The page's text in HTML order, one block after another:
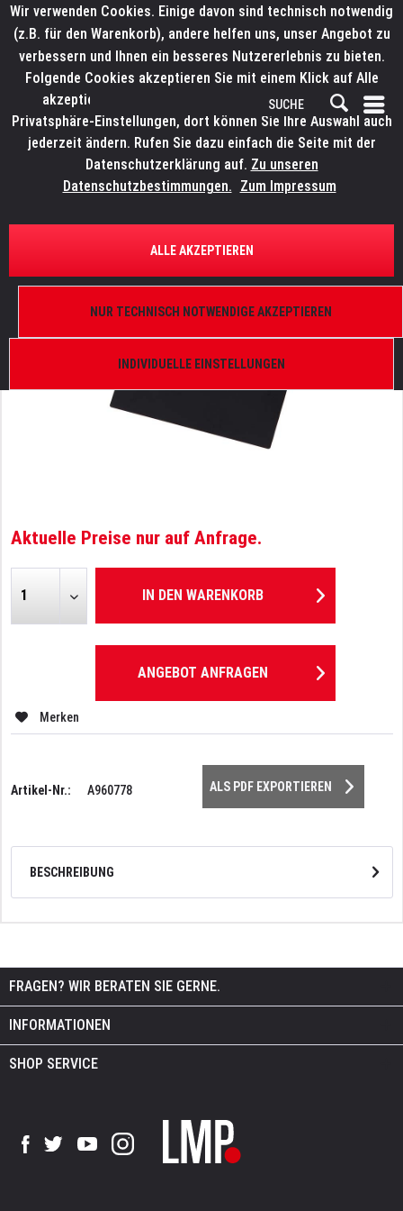
ÜBERSICHT ERSATZTEILE
Aktuelle Preise nur auf Anfrage.
IN DEN WARENKORB
ANGEBOT ANFRAGEN
Merken
Artikel-Nr.: A960778 ALS PDF EXPORTIEREN
BESCHREIBUNG
FRAGEN? WIR BERATEN SIE GERNE.
INFORMATIONEN
SHOP SERVICE
Wir verwenden Cookies. Einige davon sind technisch notwendig
(z.B. für den Warenkorb), andere helfen uns, unser Angebot zu
verbessern und Ihnen ein besseres Nutzererlebnis zu bieten.
Folgende Cookies akzeptieren Sie mit einem Klick auf Alle
akzeptieren. Weitere Informationen finden Sie in den
Privatsphäre-Einstellungen, dort können Sie Ihre Auswahl auch
jederzeit ändern. Rufen Sie dazu einfach die Seite mit der
Datenschutzerklärung auf. Zu unseren
Datenschutzbestimmungen. Zum Impressum
INDIVIDUELLE EINSTELLUNGEN
NUR TECHNISCH NOTWENDIGE AKZEPTIEREN
ALLE AKZEPTIEREN